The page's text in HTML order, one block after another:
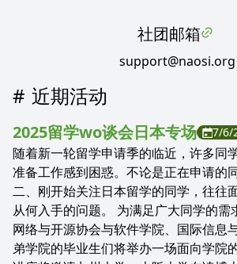
社团邮箱
support@naosi.org
近期活动
2025留学wo谈会日本专场 7/6/
随着新一轮留学申请季的临近，许多同
准备工作感到困惑。不论是正在申请的
二、刚开始关注日本留学的同学，往往
从何入手的问题。 为满足广大同学的需
网络与开源协会与软件学院、国际信息
弟学院的毕业生们将举办一场面向学院